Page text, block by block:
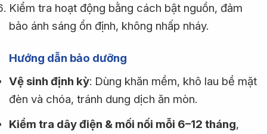
Kiểm tra hoạt động bằng cách bật nguồn, đảm
bảo ánh sáng ổn định, không nhấp nháy.
Hướng dẫn bảo dưỡng
Vệ sinh định kỳ: Dùng khăn mềm, khô lau bề mặt
đèn và chóa, tránh dung dịch ăn mòn.
Kiểm tra dây điện & mối nối mỗi 6–12 tháng,